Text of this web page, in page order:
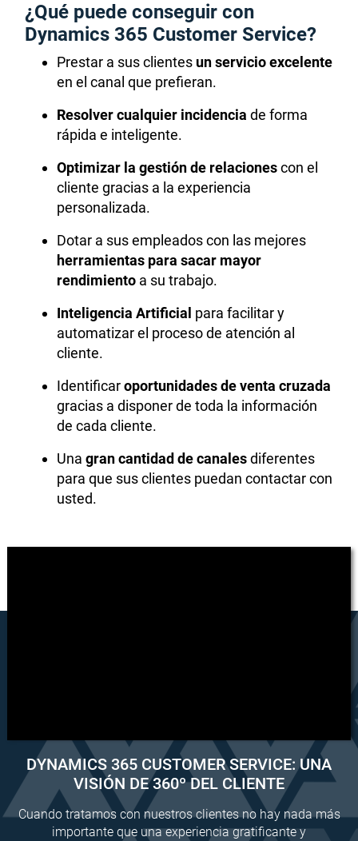
¿Qué puede conseguir con
Dynamics 365 Customer Service?
Prestar a sus clientes un servicio excelente
en el canal que prefieran.
Resolver cualquier incidencia de forma
rápida e inteligente.
Optimizar la gestión de relacionescon el
cliente gracias a la experiencia
personalizada.
Dotar a sus empleados con las mejores
herramientas para sacar mayor
rendimiento a su trabajo.
Inteligencia Artificial para facilitar y
automatizar el proceso de atención al
cliente.
Identificaroportunidades de venta cruzada
gracias a disponer de toda la información
de cada cliente.
Unagran cantidad de canalesdiferentes
para que sus clientes puedan contactar con
usted.
DYNAMICS 365 CUSTOMER SERVICE: UNA
VISIÓN DE 360º DEL CLIENTE
Cuando tratamos con nuestros clientes no hay nada más
importante que una experiencia gratificante y